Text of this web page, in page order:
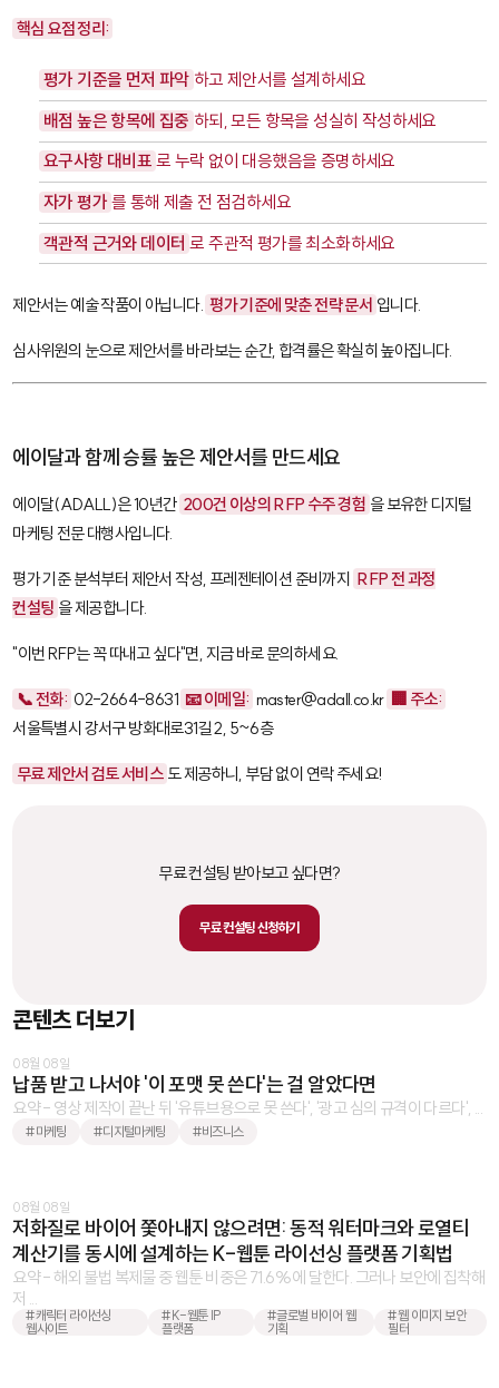
핵심 요점 정리:
평가 기준을 먼저 파악 하고 제안서를 설계하세요
배점 높은 항목에 집중 하되, 모든 항목을 성실히 작성하세요
요구사항 대비표 로 누락 없이 대응했음을 증명하세요
자가 평가 를 통해 제출 전 점검하세요
객관적 근거와 데이터 로 주관적 평가를 최소화하세요
제안서는 예술 작품이 아닙니다. 평가 기준에 맞춘 전략 문서 입니다.
심사위원의 눈으로 제안서를 바라보는 순간, 합격률은 확실히 높아집니다.
에이달과 함께 승률 높은 제안서를 만드세요
에이달(ADALL)은 10년간 200건 이상의 RFP 수주 경험 을 보유한 디지털
마케팅 전문 대행사입니다.
평가 기준 분석부터 제안서 작성, 프레젠테이션 준비까지 RFP 전 과정
컨설팅 을 제공합니다.
"이번 RFP는 꼭 따내고 싶다"면, 지금 바로 문의하세요.
📞 전화: 02-2664-8631 📧 이메일: master@adall.co.kr
🏢 주소:
서울특별시 강서구 방화대로31길 2, 5~6층
무료 제안서 검토 서비스 도 제공하니, 부담 없이 연락 주세요!
무료 컨설팅 받아보고 싶다면?
무료 컨설팅 신청하기
콘텐츠 더보기
08월 08일
납품 받고 나서야 '이 포맷 못 쓴다'는 걸 알았다면
요약 - 영상 제작이 끝난 뒤 '유튜브용으로 못 쓴다', '광고 심의 규격이 다르다', ...
#마케팅 #디지털마케팅 #비즈니스
08월 08일
저화질로 바이어 쫓아내지 않으려면: 동적 워터마크와 로열티
계산기를 동시에 설계하는 K-웹툰 라이선싱 플랫폼 기획법
요약 - 해외 불법 복제물 중 웹툰 비중은 71.6%에 달한다. 그러나 보안에 집착해
저 ...
#캐릭터 라이선싱
웹사이트
#K-웹툰 IP
플랫폼
#글로벌 바이어 웹
기획
#웹 이미지 보안
필터